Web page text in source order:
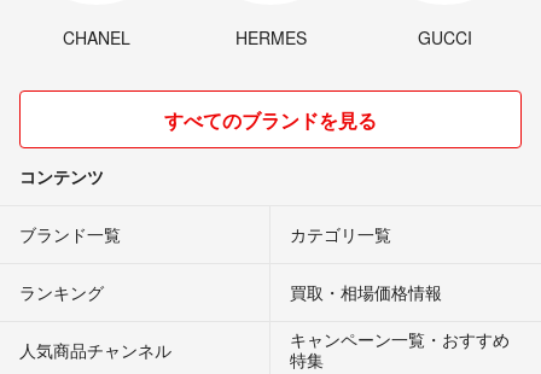
CHANEL HERMES GUCCI
すべてのブランドを見る
コンテンツ
ブランド一覧 カテゴリ一覧
ランキング 買取・相場価格情報
人気商品チャンネル
キャンペーン一覧・おすすめ
特集